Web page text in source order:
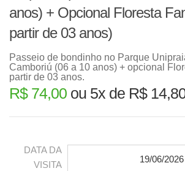
anos) + Opcional Floresta
partir de 03 anos)
Passeio de bondinho no Parque
Camboriú (06 a 10 anos) + opcional
partir de 03 anos.
R$ 74,00 ou 5x de R$
DATA DA
VISITA
19/06/2026